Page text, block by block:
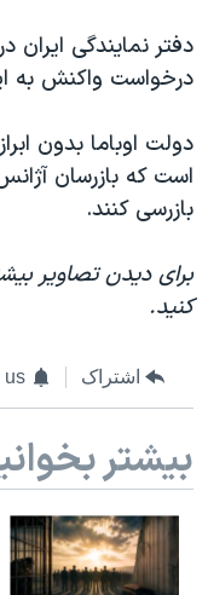
دفتر نمایندگی
درخواست واکنش به
دولت اوباما بدون
است که بازرسان
بازرسی کنند.
برای دیدن تصاویر
کنید.
اشتراک us
بیشتر